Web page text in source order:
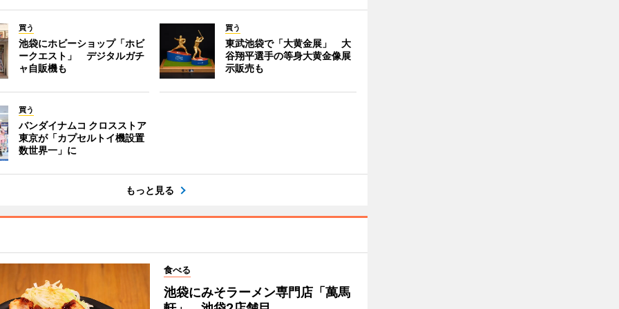
買う
池袋にホビーショップ「ホビ
ークエスト」 デジタルガチ
ャ自販機も
買う
東武池袋で「大黄金展」 大
谷翔平選手の等身大黄金像展
示販売も
買う
バンダイナムコ クロスストア
東京が「カプセルトイ機設置
数世界一」に
もっと見る
食べる
池袋にみそラーメン専門店「萬馬